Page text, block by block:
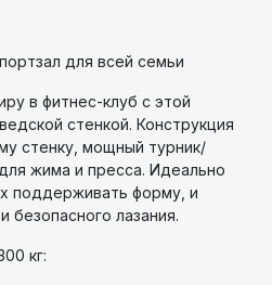
для всей семьи
в фитнес-клуб с этой
стенкой. Конструкция
стенку, мощный турник/
жима и пресса. Идеально
поддерживать форму, и
безопасного лазания.
кг: